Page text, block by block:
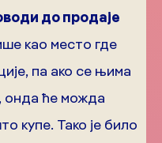
до продаје
као место где
па ако се њима
онда ће можда
купе. Тако је било